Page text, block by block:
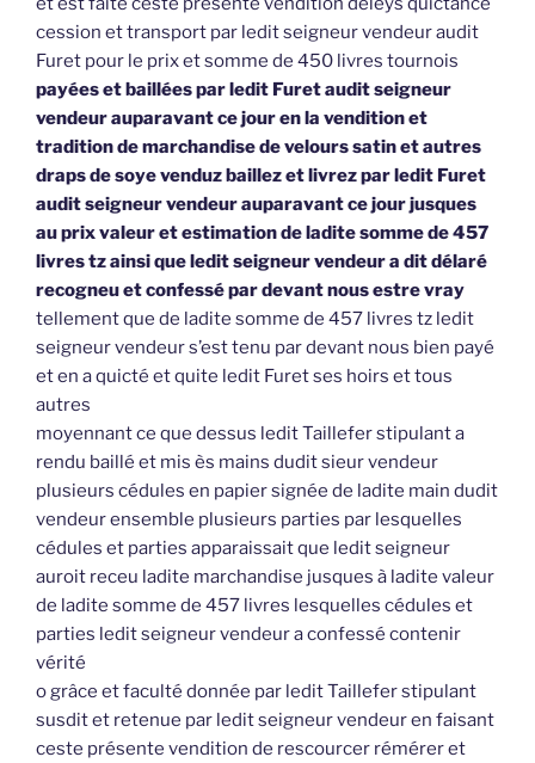
cession et transport par ledit seigneur vendeur audit
Furet pour le prix et somme de 450 livres tournois
payées et baillées par ledit Furet audit seigneur
vendeur auparavant ce jour en la vendition et
tradition de marchandise de velours satin et autres
draps de soye venduz baillez et livrez par ledit Furet
audit seigneur vendeur auparavant ce jour jusques
au prix valeur et estimation de ladite somme de 457
livres tz ainsi que ledit seigneur vendeur a dit délaré
recogneu et confessé par devant nous estre vray
tellement que de ladite somme de 457 livres tz ledit
seigneur vendeur s’est tenu par devant nous bien payé
et en a quicté et quite ledit Furet ses hoirs et tous
autres
moyennant ce que dessus ledit Taillefer stipulant a
rendu baillé et mis ès mains dudit sieur vendeur
plusieurs cédules en papier signée de ladite main dudit
vendeur ensemble plusieurs parties par lesquelles
cédules et parties apparaissait que ledit seigneur
auroit receu ladite marchandise jusques à ladite valeur
de ladite somme de 457 livres lesquelles cédules et
parties ledit seigneur vendeur a confessé contenir
vérité
o grâce et faculté donnée par ledit Taillefer stipulant
susdit et retenue par ledit seigneur vendeur en faisant
ceste présente vendition de rescourcer rémérer et